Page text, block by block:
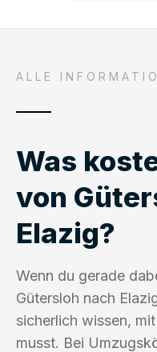
ALLE
Was
von
Elazig?
Wenn du gerade
Gütersloh nach
sicherlich wissen,
musst. Bei